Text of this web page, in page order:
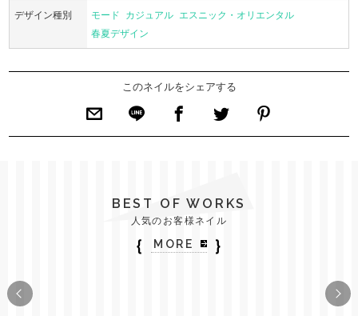
デザイン種別 モード カジュアル エスニック・オリエンタル
春夏デザイン
このネイルをシェアする
BEST OF WORKS
人気のお客様ネイル
｛ MORE ｝